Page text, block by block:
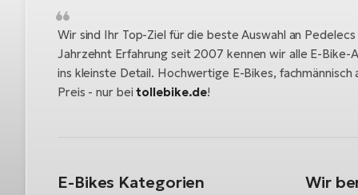
Wir sind Ihr Top-Ziel für die beste Auswahl an
Jahrzehnt Erfahrung seit 2007 kennen wir alle E-Bike-
ins kleinste Detail. Hochwertige E-Bikes,
Preis - nur beitollebike.de!
E-Bikes Kategorien Wir